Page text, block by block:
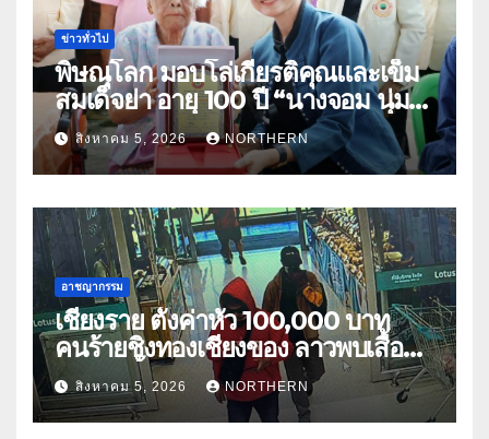
ข่าวทั่วไป
พิษณุโลก มอบโล่เกียรติคุณและเข็ม
สมเด็จย่า อายุ 100 ปี “นางจอม นุ่ม
เนตร” ตำบลบ้านกร่าง อำเภอเมือง
สิงหาคม 5, 2026 NORTHERN
อาชญากรรม
เชียงราย ตั้งค่าหัว 100,000 บาท
คนร้ายชิงทองเชียงของ ลาวพบเสื้อผ้า
คนร้ายตั้งจุดตรวจตามเส้นทาง
สิงหาคม 5, 2026 NORTHERN